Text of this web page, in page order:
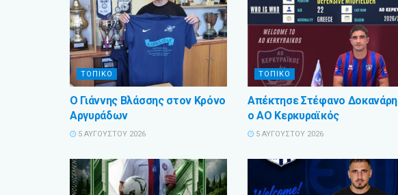
ΤΟΠΙΚΟ
Ο Γιάννης Βλάσσης στον Κρόνο
Αργυράδων
5 ΑΥΓΟΎΣΤΟΥ 2026
ΤΟΠΙΚΟ
Απέκτησε Στέφανο Δοκανάρη
ο ΑΟ Κερκυραϊκός
5 ΑΥΓΟΎΣΤΟΥ 2026